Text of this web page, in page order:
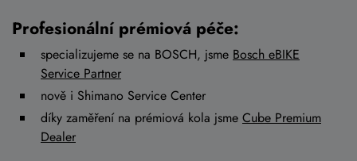
Profesionální prémiová péče:
specializujeme se na BOSCH, jsme Bosch eBIKE
Service Partner
nově i Shimano Service Center
díky zaměření na prémiová kola jsme Cube Premium
Dealer